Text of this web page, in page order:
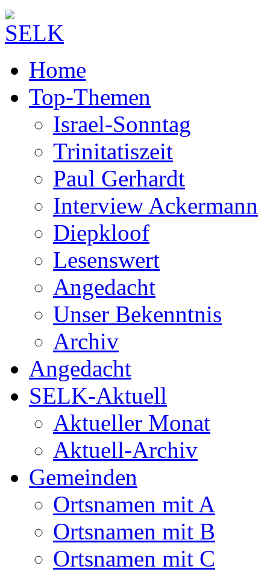
Home
Top-Themen
Israel-Sonntag
Trinitatiszeit
Paul Gerhardt
Interview Ackermann
Diepkloof
Lesenswert
Angedacht
Unser Bekenntnis
Archiv
Angedacht
SELK-Aktuell
Aktueller Monat
Aktuell-Archiv
Gemeinden
Ortsnamen mit A
Ortsnamen mit B
Ortsnamen mit C